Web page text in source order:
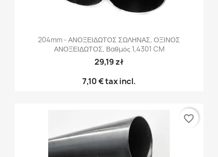
204mm - ΑΝΟΞΕΙΔΩΤΟΣ ΣΩΛΗΝΑΣ, ΟΞΙΝΟΣ
ΑΝΟΞΕΙΔΩΤΟΣ, Βαθμός 1,4301 CM
29,19 zł
7,10 €tax incl.
favorite_border